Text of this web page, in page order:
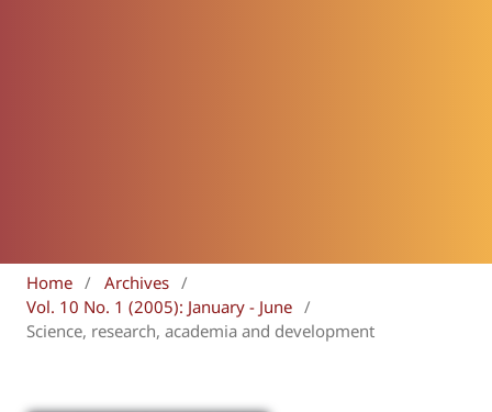
Home / Archives /
Vol. 10 No. 1 (2005): January - June /
Science, research, academia and development